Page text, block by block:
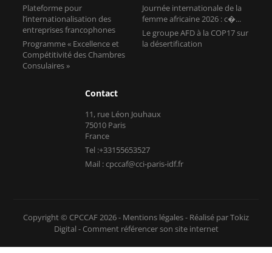
Plateforme pour
l’internationalisation des
entreprises francophones
Programme « Excellence et
Compétitivité des Chambres
Consulaires »
Journée internationale de la
femme africaine 2026 : c�...
Le groupe AFD à la COP17 sur
la désertification
Contact
11, rue Léon Jouhaux
75010 Paris
France
Tel :+33155653527
Mail : cpccaf@cci-paris-idf.fr
Copyright © CPCCAF 2026 - Mentions légales- Réalisé par Tokiz
Digital - Comment référencer son site internet